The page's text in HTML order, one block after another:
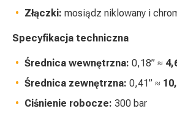
Złączki: mosiądz niklowany i
Specyfikacja techniczna
Średnica wewnętrzna: 0,18” ≈
Średnica zewnętrzna: 0,41” ≈
Ciśnienie robocze: 300 bar